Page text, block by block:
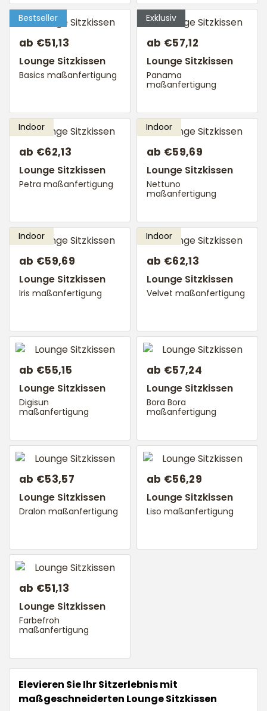
ab €51,13
Lounge Sitzkissen
Basics maßanfertigung
ab €57,12
Lounge Sitzkissen
Panama
maßanfertigung
ab €62,13
Lounge Sitzkissen
Petra maßanfertigung
ab €59,69
Lounge Sitzkissen
Nettuno
maßanfertigung
ab €59,69
Lounge Sitzkissen
Iris maßanfertigung
ab €62,13
Lounge Sitzkissen
Velvet maßanfertigung
ab €55,15
Lounge Sitzkissen
Digisun
maßanfertigung
ab €57,24
Lounge Sitzkissen
Bora Bora
maßanfertigung
ab €53,57
Lounge Sitzkissen
Dralon maßanfertigung
ab €56,29
Lounge Sitzkissen
Liso maßanfertigung
ab €51,13
Lounge Sitzkissen
Farbefroh
maßanfertigung
Elevieren Sie Ihr Sitzerlebnis mit
maßgeschneiderten Lounge Sitzkissen